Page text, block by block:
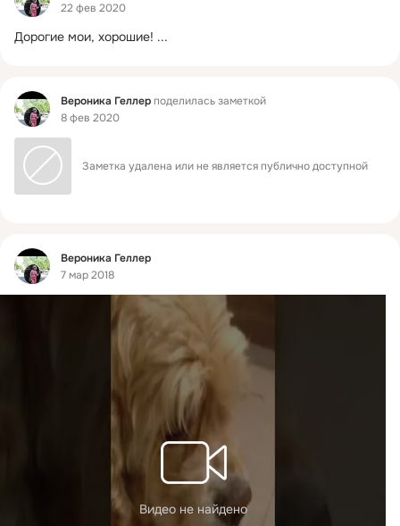
22 фев 2020
Дорогие мои, хорошие! ...
Фид Вероника Геллерподелилась заметкой
8 фев 2020
Заметка удалена или не является публично доступной
Фид
Вероника Геллер
7 мар 2018
Видео не найдено